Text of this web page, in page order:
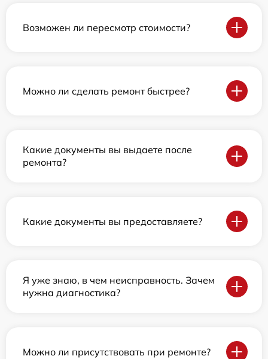
Возможен ли пересмотр стоимости?
Можно ли сделать ремонт быстрее?
Какие документы вы выдаете после
ремонта?
Какие документы вы предоставляете?
Я уже знаю, в чем неисправность. Зачем
нужна диагностика?
Можно ли присутствовать при ремонте?